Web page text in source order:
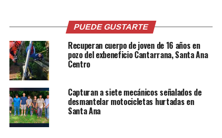
Facebook X
Me gusta esto:
PUEDE GUSTARTE
Recuperan cuerpo de joven de 16 años en
pozo del exbeneficio Cantarrana, Santa Ana
Centro
Capturan a siete mecánicos señalados de
desmantelar motocicletas hurtadas en
Santa Ana